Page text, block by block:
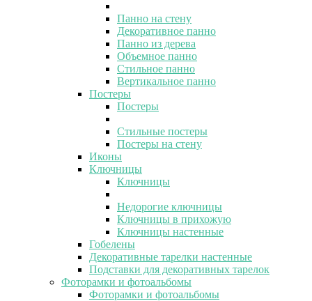
Панно на стену
Декоративное панно
Панно из дерева
Объемное панно
Стильное панно
Вертикальное панно
Постеры
Постеры
Стильные постеры
Постеры на стену
Иконы
Ключницы
Ключницы
Недорогие ключницы
Ключницы в прихожую
Ключницы настенные
Гобелены
Декоративные тарелки настенные
Подставки для декоративных тарелок
Фоторамки и фотоальбомы
Фоторамки и фотоальбомы